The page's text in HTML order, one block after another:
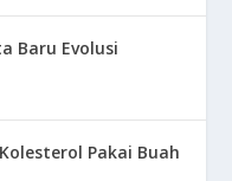
Baru Evolusi
Pakai Buah